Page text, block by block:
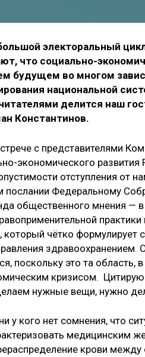
электоральный
что социально-
будущем во многом
национальной
делится наш
Константинов.
с представителями
экономического
отступления от
послании Федеральному
общественного мнения —
практики
чётко формулирует
поскольку это та
кризисом.
нужные вещи, нужно
у кого нет сомнения, что
медицинским
крови